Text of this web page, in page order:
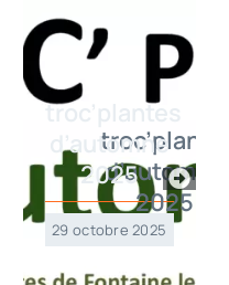
troc’plantes
d’automne
2025
29 octobre 2025